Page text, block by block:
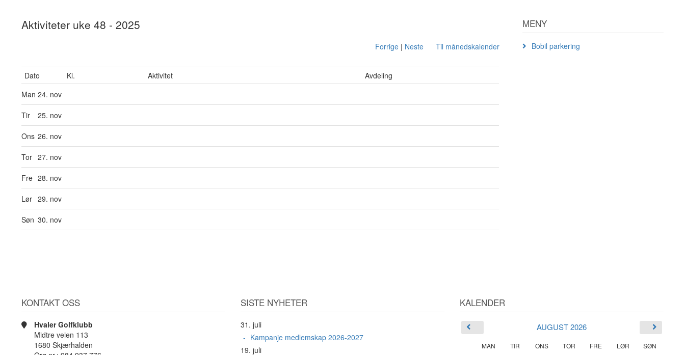
Aktiviteter uke 48 - 2025
Forrige| Neste Til månedskalender
Dato Kl. Aktivitet
Avdeling
Man 24. nov
Tir 25. nov
Ons 26. nov
Tor 27. nov
Fre 28. nov
Lør 29. nov
Søn 30. nov
MENY
Bobil parkering
KONTAKT OSS
Hvaler Golfklubb
Midtre veien 113
1680 Skjærhalden
SISTE NYHETER
31. juli
Kampanje medlemskap 2026-2027
19. juli
KALENDER
AUGUST 2026
MAN TIR ONS TOR FRE LØR SØN